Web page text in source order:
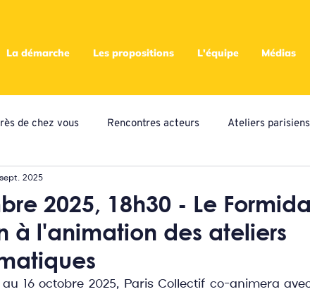
La démarche Les propositions L'équipe Médias
de chez vous Rencontres acteurs Ateliers
Ateliers locaux de propositions
Campagne citoyenne
2025, 18h30 - Le
à l'animation des ateliers
2025
16 octobre 2025, Paris Collectif co-animera